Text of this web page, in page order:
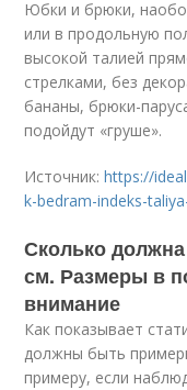
Юбки и брюки,
или в продольную
высокой талией
стрелками, без
бананы, брюки-
подойдут «груше».
Источник:https://
k-bedram-indeks-
Сколько
см. Размеры в
внимание
Как показывает
должны быть
примеру, если